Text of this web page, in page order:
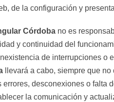
de la configuración y
Córdoba no es
y continuidad del
de interrupciones o
llevará a cabo, siempre que
errores, desconexiones o falta
la comunicación y